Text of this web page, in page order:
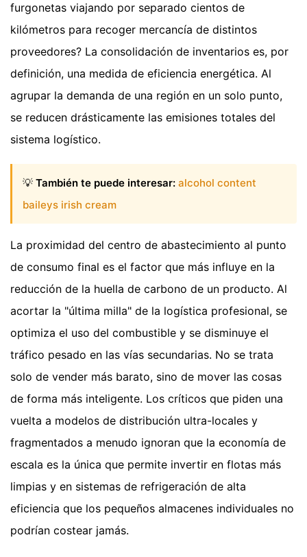
furgonetas viajando por separado cientos de
kilómetros para recoger mercancía de distintos
proveedores? La consolidación de inventarios es, por
definición, una medida de eficiencia energética. Al
agrupar la demanda de una región en un solo punto,
se reducen drásticamente las emisiones totales del
sistema logístico.
💡 También te puede interesar: alcohol content
baileys irish cream
La proximidad del centro de abastecimiento al punto
de consumo final es el factor que más influye en la
reducción de la huella de carbono de un producto. Al
acortar la "última milla" de la logística profesional, se
optimiza el uso del combustible y se disminuye el
tráfico pesado en las vías secundarias. No se trata
solo de vender más barato, sino de mover las cosas
de forma más inteligente. Los críticos que piden una
vuelta a modelos de distribución ultra-locales y
fragmentados a menudo ignoran que la economía de
escala es la única que permite invertir en flotas más
limpias y en sistemas de refrigeración de alta
eficiencia que los pequeños almacenes individuales no
podrían costear jamás.